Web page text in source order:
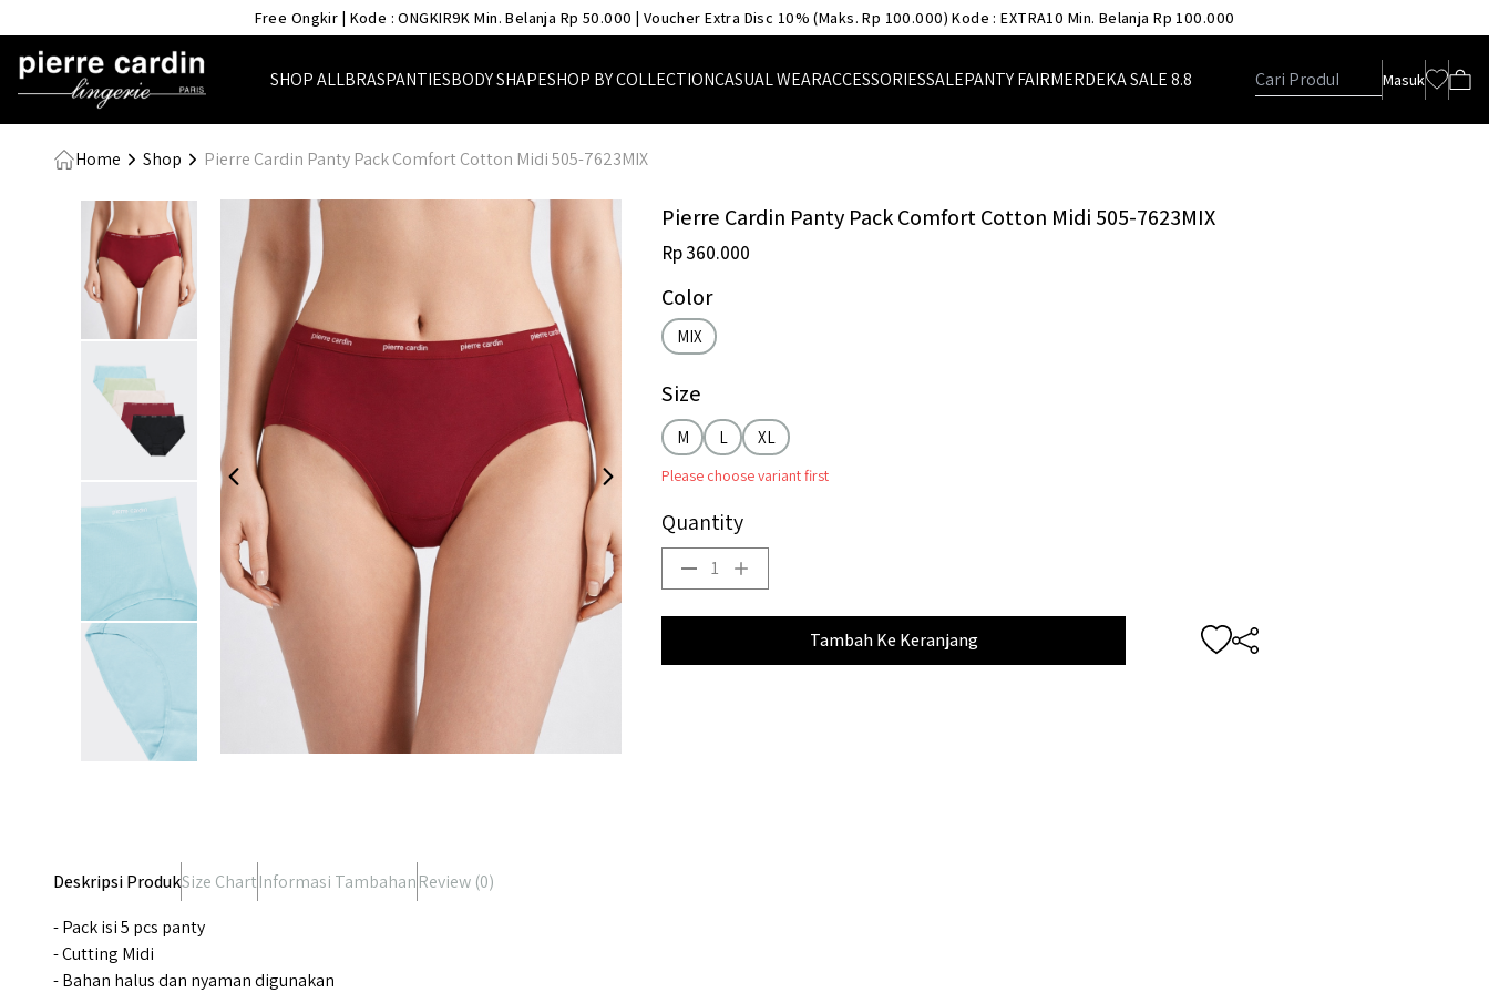
Free Ongkir | Kode : ONGKIR9K Min. Belanja Rp 50.000 | Voucher Extra Disc 10% (Maks. Rp 100.000) Kode : EXTRA10 Min. Belanja Rp 100.000
SHOP ALLBRASPANTIESBODY SHAPESHOP BY COLLECTIONCASUAL WEARACCESSORIESSALEPANTY FAIRMERDEKA SALE 8.8 Masuk
Home Shop Pierre Cardin Panty Pack Comfort Cotton Midi 505-7623MIX
Pierre Cardin Panty Pack Comfort Cotton Midi 505-7623MIX
Rp 360.000
Color
MIX
Size
M L XL
Please choose variant first
Quantity
1
Tambah Ke Keranjang
Deskripsi ProdukSize ChartInformasi TambahanReview (0)
- Pack isi 5 pcs panty
- Cutting Midi
- Bahan halus dan nyaman digunakan